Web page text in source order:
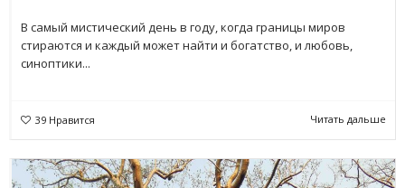
В самый мистический день в году, когда границы миров
стираются и каждый может найти и богатство, и любовь,
синоптики...
39 Нравится Читать дальше